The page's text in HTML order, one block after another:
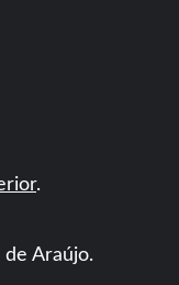
.
de Araújo.